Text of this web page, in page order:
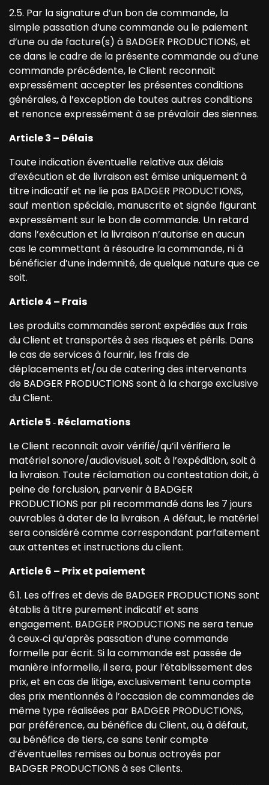
2.5. Par la signature d’un bon de commande, la
simple passation d’une commande ou le paiement
d’une ou de facture(s) à BADGER PRODUCTIONS, et
ce dans le cadre de la présente commande ou d’une
commande précédente, le Client reconnaît
expressément accepter les présentes conditions
générales, à l’exception de toutes autres conditions
et renonce expressément à se prévaloir des siennes.
Article 3 – Délais
Toute indication éventuelle relative aux délais
d’exécution et de livraison est émise uniquement à
titre indicatif et ne lie pas BADGER PRODUCTIONS,
sauf mention spéciale, manuscrite et signée figurant
expressément sur le bon de commande. Un retard
dans l’exécution et la livraison n’autorise en aucun
cas le commettant à résoudre la commande, ni à
bénéficier d’une indemnité, de quelque nature que ce
soit.
Article 4 – Frais
Les produits commandés seront expédiés aux frais
du Client et transportés à ses risques et périls. Dans
le cas de services à fournir, les frais de
déplacements et/ou de catering des intervenants
de BADGER PRODUCTIONS sont à la charge exclusive
du Client.
Article 5‐Réclamations
Le Client reconnaît avoir vérifié/qu’il vérifiera le
matériel sonore/audiovisuel, soit à l’expédition, soit à
la livraison. Toute réclamation ou contestation doit, à
peine de forclusion, parvenir à BADGER
PRODUCTIONS par pli recommandé dans les 7 jours
ouvrables à dater de la livraison. A défaut, le matériel
sera considéré comme correspondant parfaitement
aux attentes et instructions du client.
Article 6 – Prix et paiement
6.1. Les offres et devis de BADGER PRODUCTIONS sont
établis à titre purement indicatif et sans
engagement. BADGER PRODUCTIONS ne sera tenue
à ceux‐ci qu’après passation d’une commande
formelle par écrit. Si la commande est passée de
manière informelle, il sera, pour l’établissement des
prix, et en cas de litige, exclusivement tenu compte
des prix mentionnés à l’occasion de commandes de
même type réalisées par BADGER PRODUCTIONS,
par préférence, au bénéfice du Client, ou, à défaut,
au bénéfice de tiers, ce sans tenir compte
d’éventuelles remises ou bonus octroyés par
BADGER PRODUCTIONS à ses Clients.